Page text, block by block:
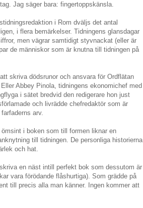
Jag säger bara: fingertoppskänsla.
i Rom dväljs det antal
i flera bemärkelser. Tidningens glansdagar
men vägrar samtidigt styvnackat (eller är
de människor som är knutna till tidningen på
skriva dödsrunor och ansvara för Ordflätan
Abbey Pinola, tidningens ekonomichef med
i sätet bredvid den redigerare hon just
och livrädde chefredaktör som är
arv.
i boken som till formen liknar en
till tidningen. De personliga historierna
och hat.
en näst intill perfekt bok som dessutom är
vara förödande flåshurtiga). Som grädde på
till precis alla man känner. Ingen kommer att